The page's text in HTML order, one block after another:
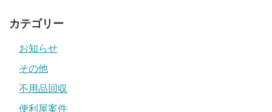
カテゴリー
お知らせ
その他
不用品回収
便利屋案件